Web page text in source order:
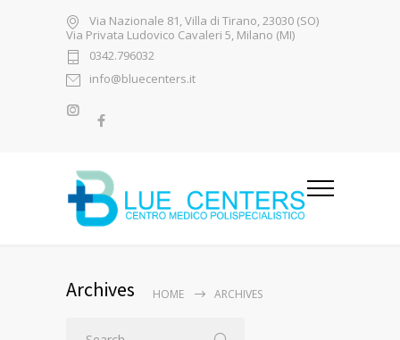
Via Nazionale 81, Villa di Tirano, 23030 (SO)
Via Privata Ludovico Cavaleri 5, Milano (MI)
0342.796032
info@bluecenters.it
Archives HOME ARCHIVES